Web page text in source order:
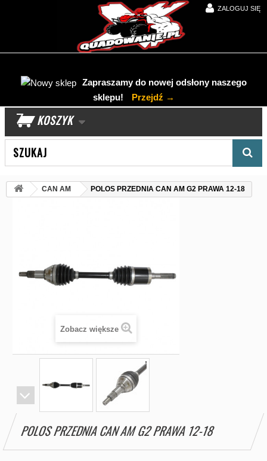
ZALOGUJ SIĘ
Zapraszamy do nowej odsłony naszego
sklepu!
Przejdź →
KOSZYK
CAN AM POLOS PRZEDNIA CAN AM G2 PRAWA 12-18
Zobacz większe
POLOS PRZEDNIA CAN AM G2 PRAWA 12-18